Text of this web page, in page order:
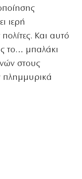
ιερή
Και αυτό
το… μπαλάκι
στους
πλημμυρικά